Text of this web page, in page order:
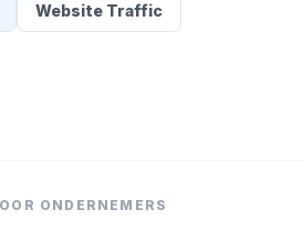
Website Traffic
ONDERNEMERS